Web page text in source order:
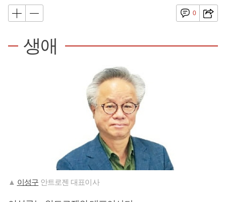
0
생애
▲ 이성구 안트로젠 대표이사